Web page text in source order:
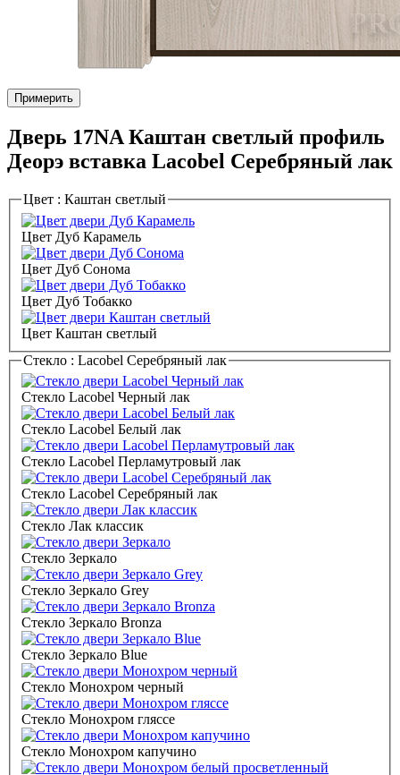
Примерить
Дверь 17NA Каштан светлый профиль
Деорэ вставка Lacobel Серебряный лак
Цвет : Каштан светлый
Цвет Дуб Карамель
Цвет Дуб Сонома
Цвет Дуб Тобакко
Цвет Каштан светлый
Стекло : Lacobel Серебряный лак
Стекло Lacobel Черный лак
Стекло Lacobel Белый лак
Стекло Lacobel Перламутровый лак
Стекло Lacobel Серебряный лак
Стекло Лак классик
Стекло Зеркало
Стекло Зеркало Grey
Стекло Зеркало Bronza
Стекло Зеркало Blue
Стекло Монохром черный
Стекло Монохром гляссе
Стекло Монохром капучино